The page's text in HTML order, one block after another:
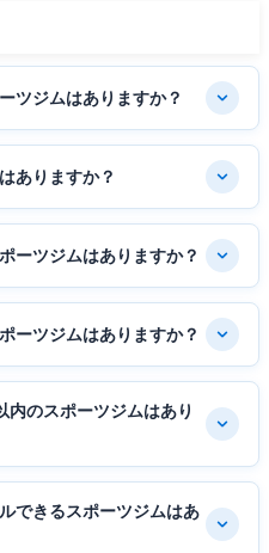
ツジムはありますか？
ありますか？
ーツジムはありますか？
ーツジムはありますか？
のスポーツジムはあり
できるスポーツジムはあ